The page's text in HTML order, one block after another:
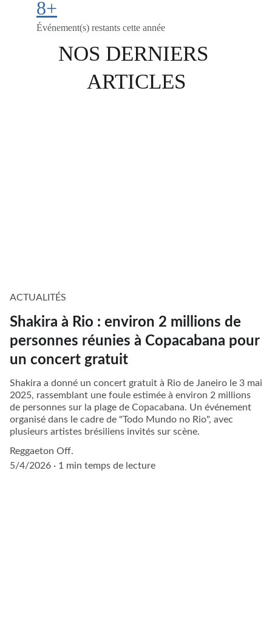
8+
Événement(s) restants cette année
NOS DERNIERS
ARTICLES
ACTUALITÉS
Shakira à Rio : environ 2 millions de
personnes réunies à Copacabana pour
un concert gratuit
Shakira a donné un concert gratuit à Rio de Janeiro le 3 mai
2025, rassemblant une foule estimée à environ 2 millions
de personnes sur la plage de Copacabana. Un événement
organisé dans le cadre de "Todo Mundo no Rio", avec
plusieurs artistes brésiliens invités sur scène.
Reggaeton Off.
5/4/2026
1 min temps de lecture